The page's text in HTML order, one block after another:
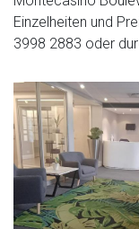
Einzelheiten und
3998 2883 oder